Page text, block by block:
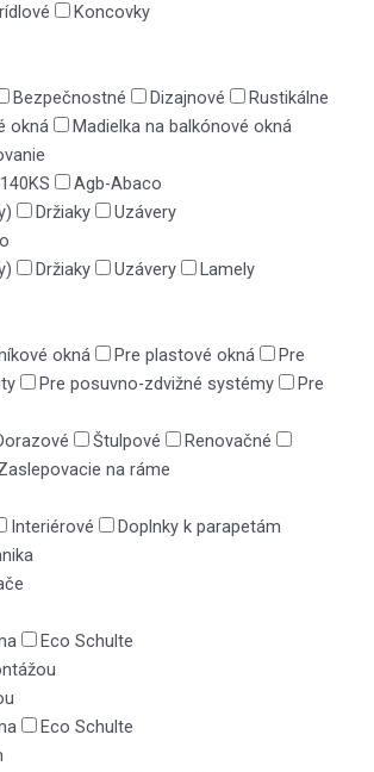
Koncovky
Bezpečnostné Dizajnové
Rustikálne
okná
Madielka na balkónové okná
Agb-Abaco
Držiaky
Uzávery
Držiaky Uzávery
Lamely
okná
Pre plastové okná
Pre
Pre posuvno-zdvižné systémy
Pre
Štulpové
Renovačné
na ráme
Interiérové
Doplnky k parapetám
Eco Schulte
Eco Schulte